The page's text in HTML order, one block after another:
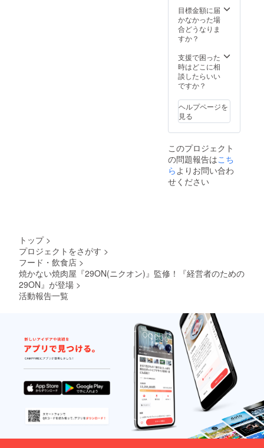
す。
す。 ・
低温調
理のお
低糖質
の肉
コース
(6000
円) ・晩
酌のお
低温調
理のお
つまみ
肉コー
ス(3000
円) ※お
飲み物
ます。
■21:00
謀
BAR』
として
営業致
しま
す。会
員様は
2000円
で21:00
以降の
BARタ
イムま
で飲み
放題を
可能で
すが終
了の時
ませ
ん。）
■CAMP
FIREで
なられ
た会員
様は、
以下の
をご注
文いた
だけま
す。 ・
酌のお
つまみ
肉コー
ス(3000
円) ※お
飲み物
代別 ※
料理は
コース2
本の中
からい
ずれか
の提供
となり
ます。
公開の
ため会
員にな
にメー
ルで個
別に送
付致し
・お店
19:00~
21:00の
制の営
業とな
りま
す。
（開始
更でき
FIREで
会員に
なられ
た会員
様は、
以下の
コース
をご注
文いた
だけま
す。 ・
低温調
理のお
肉を
12名様
までご
予約い
ただけ
・お店
はWeb
からの
完全予
完全会
員制に
なりま
す。
の住所
や予約
フォー
ムは非
公開の
ます。
・お店
完全1部
制の営
業とな
りま
す。
（開始
時刻を
過ぎて
からの
入店も
可能で
すが終
了の時
刻は変
目標金額に届
かなかった場
合どうなりま
すか？
支援で困った
時はどこに相
談したらいい
ですか？
ヘルプページを
見る
このプロジェクト
の問題報告はこち
らよりお問い合わ
せください
トップ >
プロジェクトをさがす >
フード・飲食店 >
焼かない焼肉屋『29ON(ニクオン)』監修！『経営者のための
29ON』が登場 >
活動報告一覧